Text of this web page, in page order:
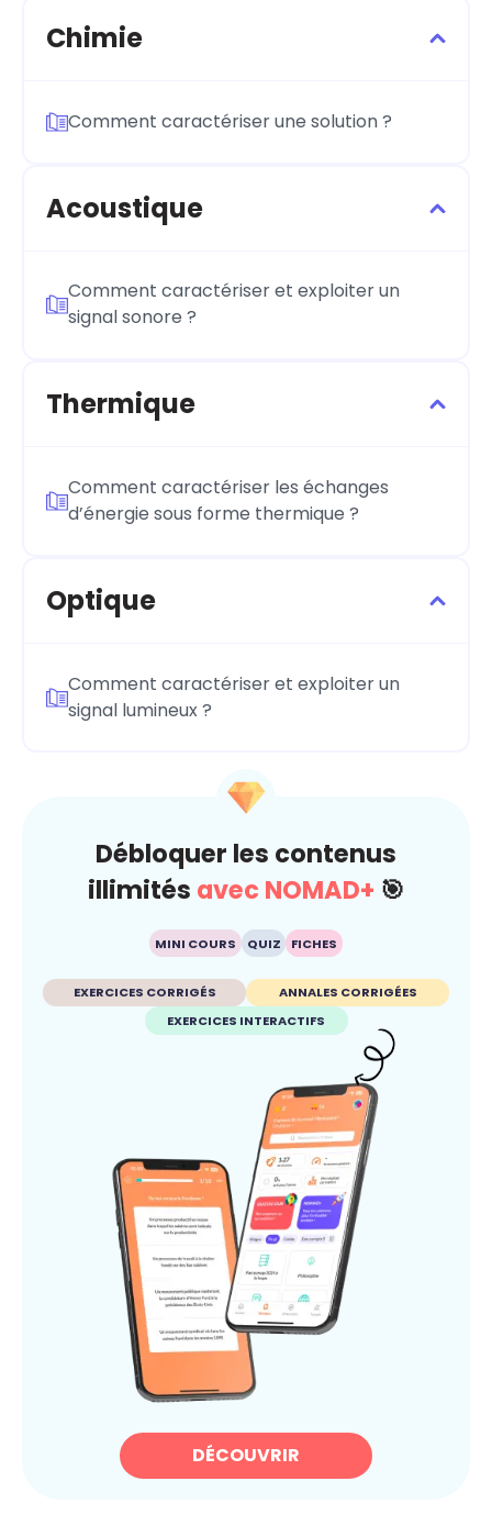
Chimie
Comment caractériser une solution ?
Acoustique
Comment caractériser et exploiter un
signal sonore ?
Thermique
Comment caractériser les échanges
d’énergie sous forme thermique ?
Optique
Comment caractériser et exploiter un
signal lumineux ?
Débloquer les contenus
illimités avec NOMAD+ 🎯
MINI COURS QUIZ FICHES
EXERCICES CORRIGÉS
ANNALES CORRIGÉES
EXERCICES INTERACTIFS
DÉCOUVRIR